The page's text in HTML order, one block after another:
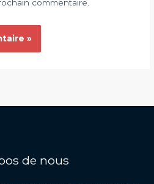
commentaire.
de nous